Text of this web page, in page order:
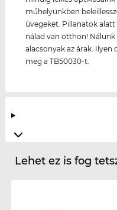
műhelyünkben
üvegeket. Pillanatok alatt
nálad van otthon!
alacsonyak az árak.
meg a TB50030-t.
Lehet ez is fog